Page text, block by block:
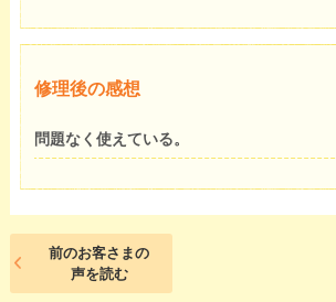
修理後の感想
問題なく使えている。
前のお客さまの
声を読む